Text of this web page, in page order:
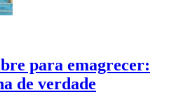
para emagrecer:
de verdade